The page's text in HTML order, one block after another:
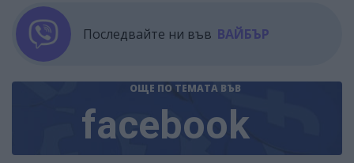
Последвайте ни във ВАЙБЪР
ОЩЕ ПО ТЕМАТА ВЪВ
facebook